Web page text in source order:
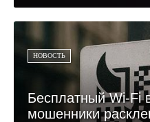
НОВОСТЬ
Бесплатный Wi-Fi
мошенники